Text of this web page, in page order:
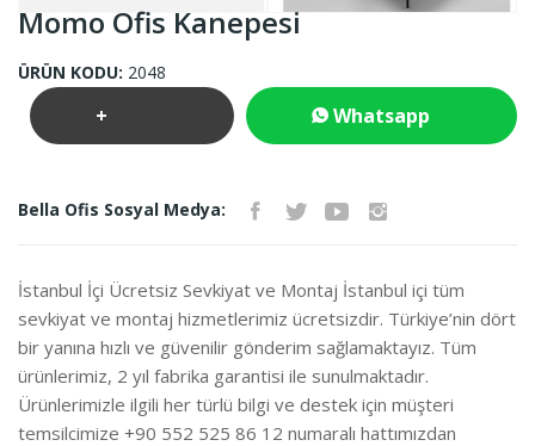
Momo Ofis Kanepesi
ÜRÜN KODU: 2048
+ Whatsapp
Bella Ofis Sosyal Medya:
İstanbul İçi Ücretsiz Sevkiyat ve Montaj İstanbul içi tüm
sevkiyat ve montaj hizmetlerimiz ücretsizdir. Türkiye’nin dört
bir yanına hızlı ve güvenilir gönderim sağlamaktayız. Tüm
ürünlerimiz, 2 yıl fabrika garantisi ile sunulmaktadır.
Ürünlerimizle ilgili her türlü bilgi ve destek için müşteri
temsilcimize +90 552 525 86 12 numaralı hattımızdan